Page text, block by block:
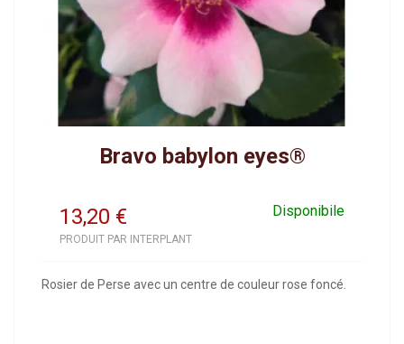
Bravo babylon eyes®
13,20 Disponibile
€
PRODUIT PAR INTERPLANT
Rosier de Perse avec un centre de couleur rose foncé.